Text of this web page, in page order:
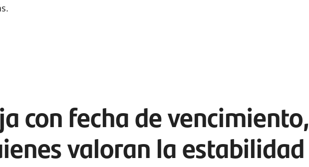
con fecha de vencimiento,
valoran la estabilidad